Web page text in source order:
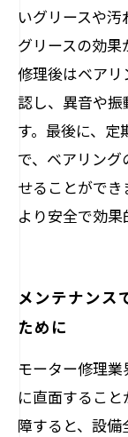
いグリースや
グリースの効果
修理後はベア
認し、異音や
す。最後に、
で、ベアリン
せることができ
より安全で効果
メンテナンス
ために
モーター修理
に直面するこ
障すると、設